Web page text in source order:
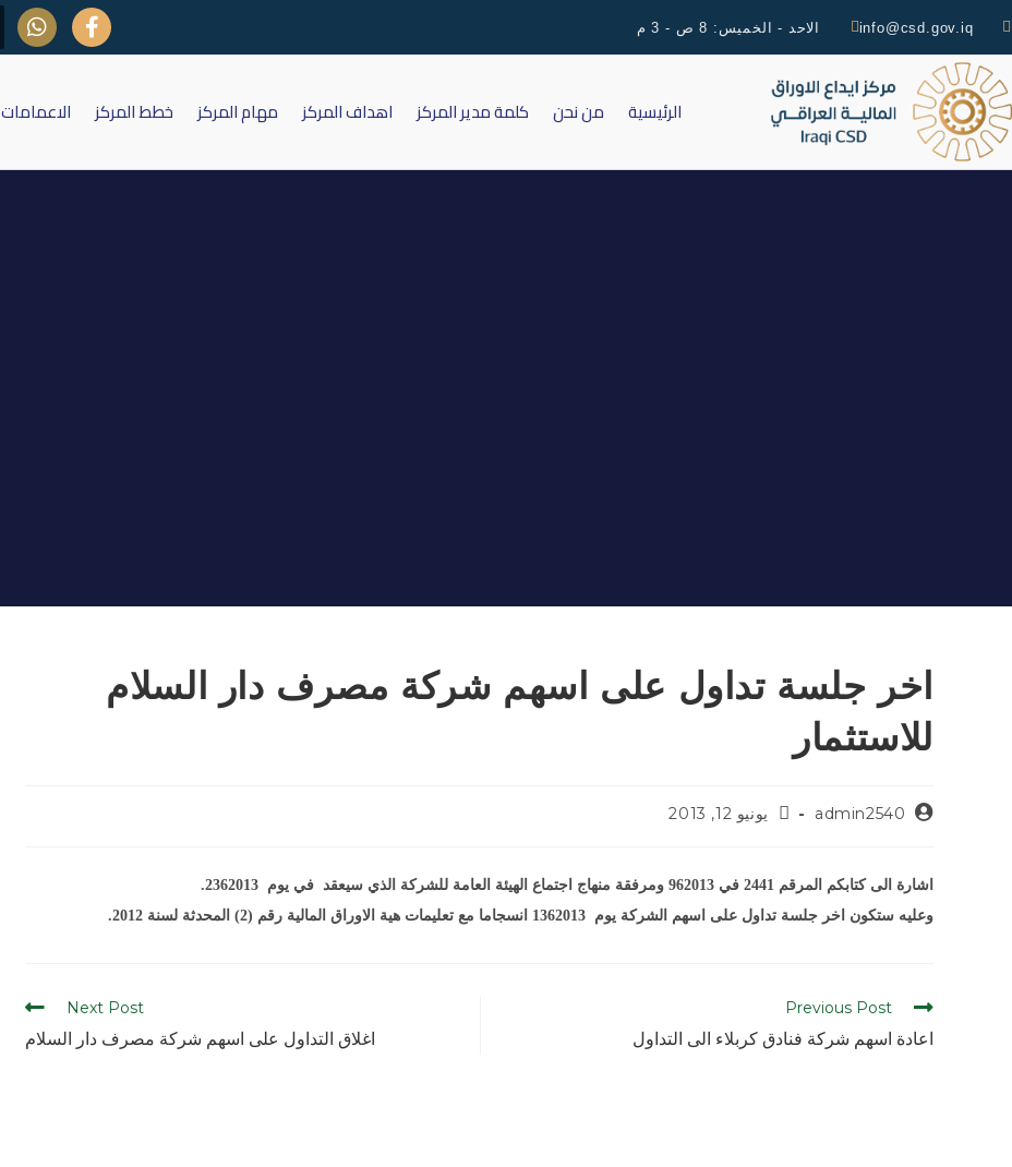
info@csd.gov.iq الاحد - الخميس: 8 ص - 3 م
الرئيسية من نحن كلمة مدير المركز اهداف المركز مهام المركز خطط المركز الاعمامات
اخر جلسة تداول على اسهم شركة مصرف دار السلام
للاستثمار
admin2540 يونيو 12, 2013
اشارة الى كتابكم المرقم 2441 في 962013 ومرفقة منهاج اجتماع الهيئة العامة للشركة الذي سيعقد في يوم 2362013.
وعليه ستكون اخر جلسة تداول على اسهم الشركة يوم 1362013 انسجاما مع تعليمات هية الاوراق المالية رقم (2) المحدثة لسنة 2012.
Previous Post
اعادة اسهم شركة فنادق كربلاء الى التداول
Next Post
اغلاق التداول على اسهم شركة مصرف دار السلام